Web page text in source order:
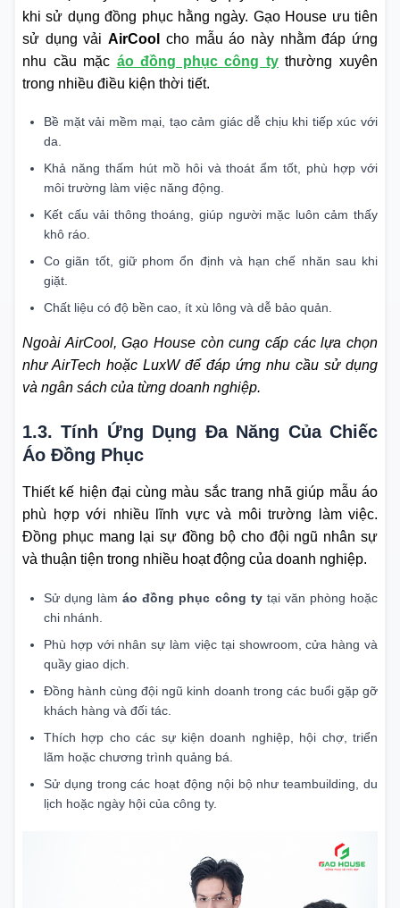
khi sử dụng đồng phục hằng ngày. Gạo House ưu tiên
sử dụng vảiAirCool
cho mẫu áo này nhằm đáp ứng
nhu cầu mặc áo đồng phục công tythường xuyên
trong nhiều điều kiện thời tiết.
Bề mặt vải mềm mại, tạo cảm giác dễ chịu khi tiếp xúc với
da.
Khả năng thấm hút mồ hôi và thoát ẩm tốt, phù hợp với
môi trường làm việc năng động.
Kết cấu vải thông thoáng, giúp người mặc luôn cảm thấy
khô ráo.
Co giãn tốt, giữ phom ổn định và hạn chế nhăn sau khi
giặt.
Chất liệu có độ bền cao, ít xù lông và dễ bảo quản.
Ngoài AirCool, Gạo House còn cung cấp các lựa chọn
như AirTech hoặc LuxW để đáp ứng nhu cầu sử dụng
và ngân sách của từng doanh nghiệp.
1.3. Tính Ứng Dụng Đa Năng Của Chiếc
Áo Đồng Phục
Thiết kế hiện đại cùng màu sắc trang nhã giúp mẫu áo
phù hợp với nhiều lĩnh vực và môi trường làm việc.
Đồng phục mang lại sự đồng bộ cho đội ngũ nhân sự
và thuận tiện trong nhiều hoạt động của doanh nghiệp.
Sử dụng làmáo đồng phục công tytại văn phòng hoặc
chi nhánh.
Phù hợp với nhân sự làm việc tại showroom, cửa hàng và
quầy giao dịch.
Đồng hành cùng đội ngũ kinh doanh trong các buổi gặp gỡ
khách hàng và đối tác.
Thích hợp cho các sự kiện doanh nghiệp, hội chợ, triển
lãm hoặc chương trình quảng bá.
Sử dụng trong các hoạt động nội bộ như teambuilding, du
lịch hoặc ngày hội của công ty.